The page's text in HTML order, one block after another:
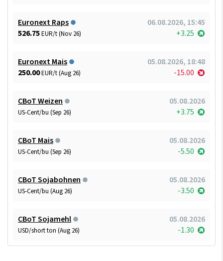
Euronext Raps
06.08.2026, 15:45
526.75EUR/t (Nov 26) +3.25
Euronext Mais
05.08.2026, 18:48
250.00EUR/t (Aug 26) -15.00
CBoT Weizen 05.08.2026
US-Cent/bu (Sep 26) +3.75
CBoT Mais 05.08.2026
US-Cent/bu (Sep 26) -5.50
CBoT Sojabohnen 05.08.2026
US-Cent/bu (Aug 26) -3.50
CBoT Sojamehl 05.08.2026
USD/short ton (Aug 26) -1.30